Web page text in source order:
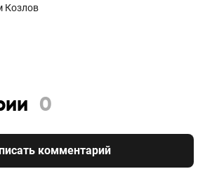
Козлов
0
комментарий